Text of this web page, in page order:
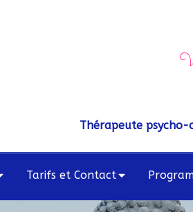
Thérapeute
Tarifs et Contact